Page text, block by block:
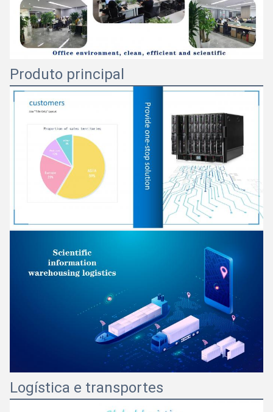
Produto principal
Logística e transportes